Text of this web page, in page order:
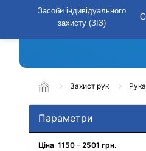
Засоби індивідуального
захисту (ЗІЗ)
Захист рук
Параметри
Ціна 1150 - 2501 грн.